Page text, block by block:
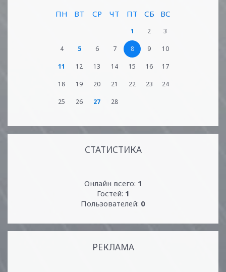
ПН
ВТ СР ЧТ ПТ СБ ВС
1 2 3
4 5 6 7 8 9 10
11 12 13 14 15 16 17
18 19 20 21 22 23 24
25 26 27 28
СТАТИСТИКА
Онлайн всего: 1
Гостей: 1
Пользователей: 0
РЕКЛАМА